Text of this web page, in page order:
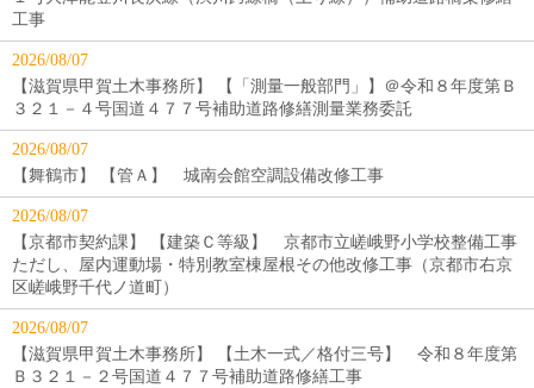
工事
2026/08/07
【滋賀県甲賀土木事務所】 【「測量一般部門」】＠令和８年度第Ｂ
３２１－４号国道４７７号補助道路修繕測量業務委託
2026/08/07
【舞鶴市】 【管Ａ】 城南会館空調設備改修工事
2026/08/07
【京都市契約課】 【建築Ｃ等級】 京都市立嵯峨野小学校整備工事
ただし、屋内運動場・特別教室棟屋根その他改修工事（京都市右京
区嵯峨野千代ノ道町）
2026/08/07
【滋賀県甲賀土木事務所】 【土木一式／格付三号】 令和８年度第
Ｂ３２１－２号国道４７７号補助道路修繕工事